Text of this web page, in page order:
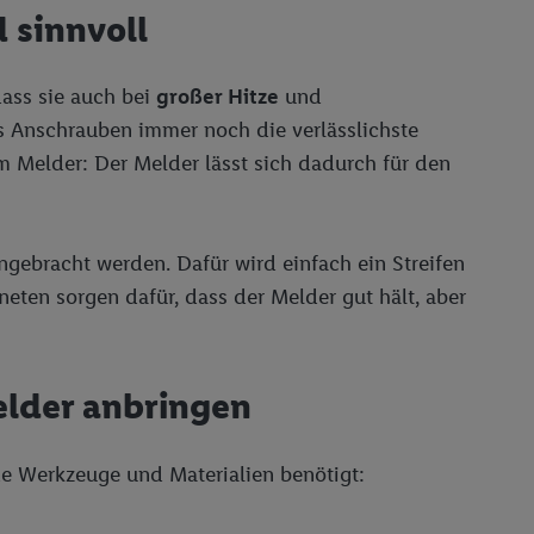
sinnvoll
sie auch bei großer Hitze und
immer noch die verlässlichste
Melder: Der Melder lässt sich dadurch für den
werden. Dafür wird einfach ein Streifen
sorgen dafür, dass der Melder gut hält, aber
anbringen
Werkzeuge und Materialien benötigt:
und
Informationen,
Utiq-
Profilen zur